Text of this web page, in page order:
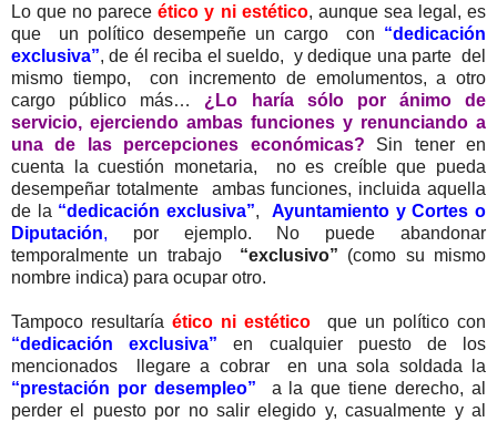
Lo que no pareceético y ni estético, aunque sea legal, es
que un político desempeñe un cargo con “dedicación
exclusiva”, de él reciba el sueldo, y dedique una parte del
mismo tiempo, con incremento de emolumentos, a otro
cargo público más… ¿Lo haría sólo por ánimo de
servicio, ejerciendo ambas funciones y renunciando a
una de las percepciones económicas? Sin tener en
cuenta la cuestión monetaria, no es creíble que pueda
desempeñar totalmente ambas funciones, incluida aquella
de la “dedicación exclusiva”,Ayuntamiento y Cortes o
Diputación, por ejemplo. No puede abandonar
temporalmente un trabajo “exclusivo” (como su mismo
nombre indica) para ocupar otro.
Tampoco resultaríaético ni estético
que un político con
“dedicación exclusiva” en cualquier puesto de los
mencionados llegare a cobrar en una sola soldada la
“prestación por desempleo” a la que tiene derecho, al
perder el puesto por no salir elegido y, casualmente y al